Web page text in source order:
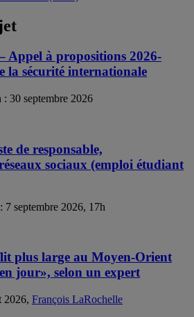
Appel à propositions 2026-
la sécurité internationale
30 septembre 2026
de responsable,
sociaux (emploi étudiant
septembre 2026, 17h
plus large au Moyen-Orient
jour», selon un expert
2026, François LaRochelle